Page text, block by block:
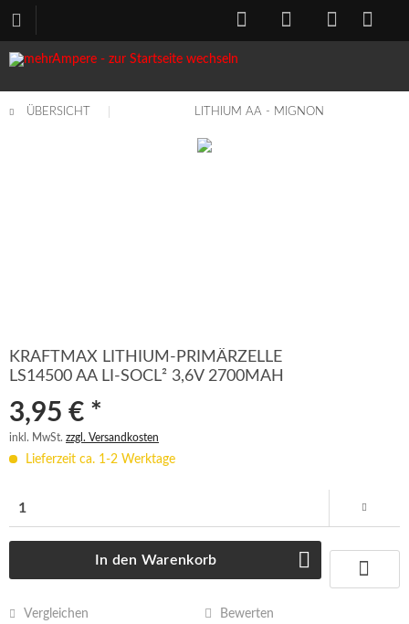
ÜBERSICHT LITHIUM AA - MIGNON
KRAFTMAX LITHIUM-PRIMÄRZELLE
LS14500 AA LI-SOCL² 3,6V 2700MAH
3,95 € *
inkl. MwSt. zzgl. Versandkosten
Lieferzeit ca. 1-2 Werktage
In den Warenkorb
Vergleichen Bewerten